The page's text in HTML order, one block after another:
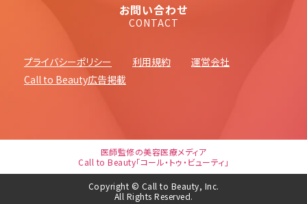
お問い合わせ
CONTACT
プライバシーポリシー 利用規約
運営会社
Call to Beauty広告掲載
医師監修の美容医療メディア
Call to Beauty「コール・トゥ・ビューティ」
Copyright © Call to Beauty, Inc.
All Rights Reserved.